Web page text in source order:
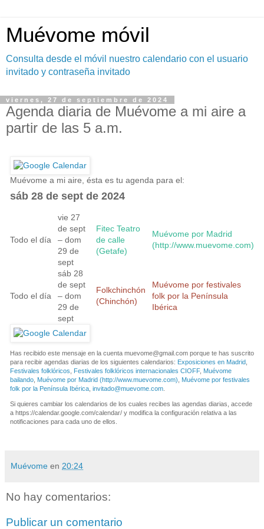
Muévome móvil
Consulta desde el móvil nuestro calendario con el usuario
invitado y contraseña invitado
viernes, 27 de septiembre de 2024
Agenda diaria de Muévome a mi aire a
partir de las 5 a.m.
Muévome a mi aire, ésta es tu agenda para el:
sáb 28 de sept de 2024
Todo el día
vie 27
de sept
– dom
29 de
sept
Fitec Teatro
de calle
(Getafe)
Muévome por Madrid
(http://www.muevome.com)
Todo el día
sáb 28
de sept
– dom
29 de
sept
Folkchinchón
(Chinchón)
Muévome por festivales
folk por la Península
Ibérica
Has recibido este mensaje en la cuenta muevome@gmail.com porque te has suscrito
para recibir agendas diarias de los siguientes calendarios: Exposiciones en Madrid
Festivales folklóricos
Festivales folklóricos internacionales CIOFF, Muévome
bailando Muévome por Madrid (http://www.muevome.com)
Muévome por festivales
folk por la Península Ibérica invitado@muevome.com
Si quieres cambiar los calendarios de los cuales recibes las agendas diarias, accede
a https://calendar.google.com/calendar/ y modifica la configuración relativa a las
notificaciones para cada uno de ellos.
Muévome en 20:24
No hay comentarios:
Publicar un comentario